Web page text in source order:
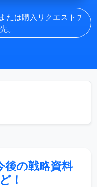
たは購入リクエストチ
。
後の戦略資料
！